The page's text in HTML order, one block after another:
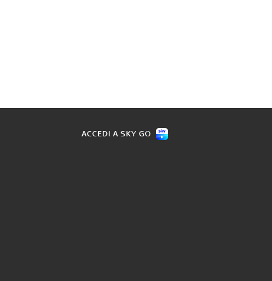
ACCEDI A SKY GO